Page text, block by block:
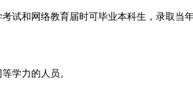
试和网络教育届时可毕业本科生，录取当
学力的人员。